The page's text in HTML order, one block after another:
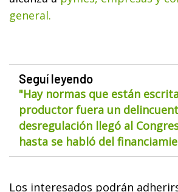
general.
Seguí leyendo
"Hay normas que están
productor fuera un
desregulación llegó al
hasta se habló del
Los interesados podrán